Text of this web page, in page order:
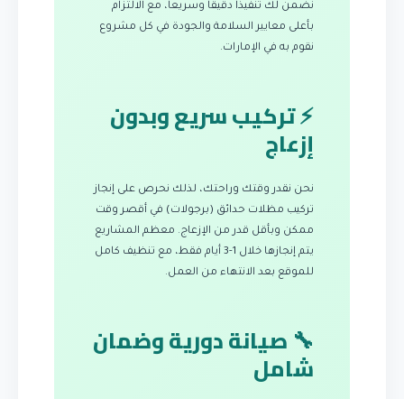
نضمن لك تنفيذاً دقيقاً وسريعاً، مع الالتزام
بأعلى معايير السلامة والجودة في كل مشروع
نقوم به في الإمارات.
⚡ تركيب سريع وبدون
إزعاج
نحن نقدر وقتك وراحتك، لذلك نحرص على إنجاز
تركيب مظلات حدائق (برجولات) في أقصر وقت
ممكن وبأقل قدر من الإزعاج. معظم المشاريع
يتم إنجازها خلال 1-3 أيام فقط، مع تنظيف كامل
للموقع بعد الانتهاء من العمل.
🔧 صيانة دورية وضمان
شامل